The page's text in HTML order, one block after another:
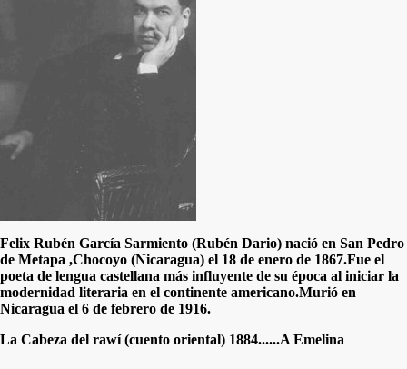
Felix Rubén García Sarmiento (Rubén Dario) nació en San Pedro
de Metapa ,Chocoyo (Nicaragua) el 18 de enero de 1867.Fue el
poeta de lengua castellana más influyente de su época al iniciar la
modernidad literaria en el continente americano.Murió en
Nicaragua el 6 de febrero de 1916.
La Cabeza del rawí (cuento oriental) 1884......A Emelina